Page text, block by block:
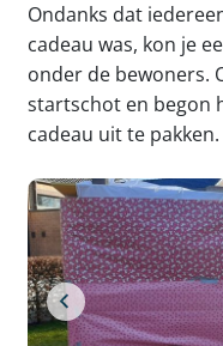
Ondanks dat
cadeau was, kon je
onder de bewoners.
startschot en begon
cadeau uit te pakken.